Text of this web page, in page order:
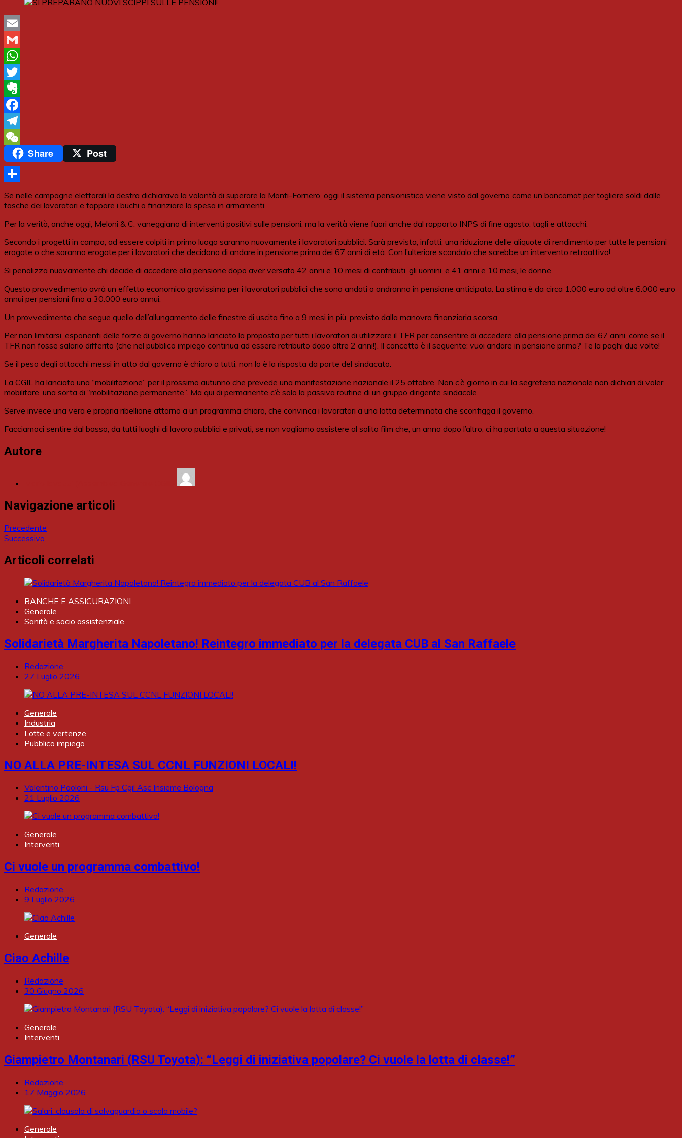
Email
Gmail
WhatsApp
Twitter
Evernote
Facebook
Telegram
WeChatShare Post
Share
Se nelle campagne elettorali la destra dichiarava la volontà di superare la Monti-Fornero, oggi il sistema pensionistico viene visto dal governo come un bancomat per togliere soldi dalle
tasche dei lavoratori e tappare i buchi o finanziare la spesa in armamenti.
Per la verità, anche oggi, Meloni & C. vaneggiano di interventi positivi sulle pensioni, ma la verità viene fuori anche dal rapporto INPS di fine agosto: tagli e attacchi.
Secondo i progetti in campo, ad essere colpiti in primo luogo saranno nuovamente i lavoratori pubblici. Sarà prevista, infatti, una riduzione delle aliquote di rendimento per tutte le pensioni
erogate o che saranno erogate per i lavoratori che decidono di andare in pensione prima dei 67 anni di età. Con l’ulteriore scandalo che sarebbe un intervento retroattivo!
Si penalizza nuovamente chi decide di accedere alla pensione dopo aver versato 42 anni e 10 mesi di contributi, gli uomini, e 41 anni e 10 mesi, le donne.
Questo provvedimento avrà un effetto economico gravissimo per i lavoratori pubblici che sono andati o andranno in pensione anticipata. La stima è da circa 1.000 euro ad oltre 6.000 euro
annui per pensioni fino a 30.000 euro annui.
Un provvedimento che segue quello dell’allungamento delle finestre di uscita fino a 9 mesi in più, previsto dalla manovra finanziaria scorsa.
Per non limitarsi, esponenti delle forze di governo hanno lanciato la proposta per tutti i lavoratori di utilizzare il TFR per consentire di accedere alla pensione prima dei 67 anni, come se il
TFR non fosse salario differito (che nel pubblico impiego continua ad essere retribuito dopo oltre 2 anni!). Il concetto è il seguente: vuoi andare in pensione prima? Te la paghi due volte!
Se il peso degli attacchi messi in atto dal governo è chiaro a tutti, non lo è la risposta da parte del sindacato.
La CGIL ha lanciato una “mobilitazione” per il prossimo autunno che prevede una manifestazione nazionale il 25 ottobre. Non c’è giorno in cui la segreteria nazionale non dichiari di voler
mobilitare, una sorta di “mobilitazione permanente”. Ma qui di permanente c’è solo la passiva routine di un gruppo dirigente sindacale.
Serve invece una vera e propria ribellione attorno a un programma chiaro, che convinca i lavoratori a una lotta determinata che sconfigga il governo.
Facciamoci sentire dal basso, da tutti luoghi di lavoro pubblici e privati, se non vogliamo assistere al solito film che, un anno dopo l’altro, ci ha portato a questa situazione!
Autore
Navigazione articoli
Precedente
Successivo
Articoli correlati
BANCHE E ASSICURAZIONI
Generale
Sanità e socio assistenziale
Solidarietà Margherita Napoletano! Reintegro immediato per la delegata CUB al San Raffaele
Redazione
27 Luglio 2026
Generale
Industria
Lotte e vertenze
Pubblico impiego
NO ALLA PRE-INTESA SUL CCNL FUNZIONI LOCALI!
Valentino Paoloni - Rsu Fp Cgil Asc Insieme Bologna
21 Luglio 2026
Generale
Interventi
Ci vuole un programma combattivo!
Redazione
9 Luglio 2026
Generale
Ciao Achille
Redazione
30 Giugno 2026
Generale
Interventi
Giampietro Montanari (RSU Toyota): “Leggi di iniziativa popolare? Ci vuole la lotta di classe!”
Redazione
17 Maggio 2026
Generale